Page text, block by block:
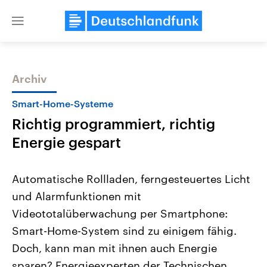
Close
Themen
Landtagswahl Sachsen-Anhalt
2026
Alle Informationen
Sachsen-Anhalt wählt am 6.
September 2026 einen neuen
Landtag. Seit 2021 wird das
Bundesland von einer Koalition aus
USA
Aktuelle Beiträge,
Hintergründe
Wirtschaftlich und
gehören die Vereinigten
den mächtigsten Ländern
mit großem Einfluss auf
Archiv
Smart-Home-Systeme
Richtig programmiert, richtig
Energie gespart
Automatische Rollladen, ferngesteuertes Licht
und Alarmfunktionen mit
Videototalüberwachung per Smartphone:
Smart-Home-System sind zu einigem fähig.
Doch, kann man mit ihnen auch Energie